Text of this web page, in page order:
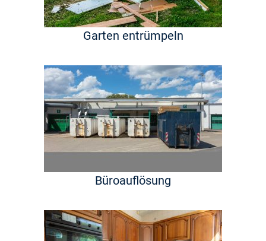
Garten entrümpeln
Büroauflösung